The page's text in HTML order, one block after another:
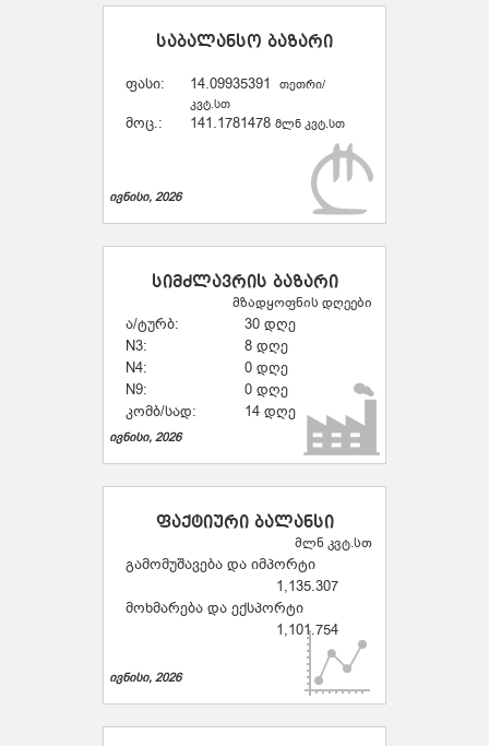
საბალანსო ბაზარი
ფასი: 14.09935391
თეთრი/
კვტ.სთ
მოც.: 141.1781478 მლნ კვტ.სთ
ივნისი, 2026
სიმძლავრის ბაზარი
მზადყოფნის დღეები
ა/ტურბ:
30 დღე
N3:
8 დღე
N4:
0 დღე
N9:
0 დღე
კომბ/სად:
14 დღე
ივნისი, 2026
ფაქტიური ბალანსი
მლნ კვტ.სთ
გამომუშავება და იმპორტი
1,135.307
მოხმარება და ექსპორტი
1,101.754
ივნისი, 2026